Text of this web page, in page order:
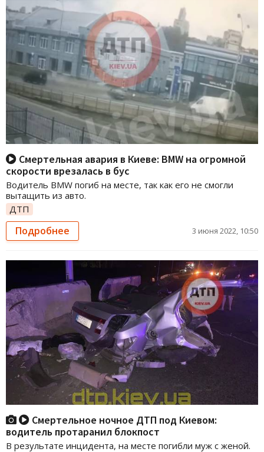
Смертельная авария в Киеве: BMW на огромной
скорости врезалась в бус
Водитель BMW погиб на месте, так как его не смогли
вытащить из авто.
ДТП
Подробнее 3 июня 2022, 10:50
Смертельное ночное ДТП под Киевом:
водитель протаранил блокпост
В результате инцидента, на месте погибли муж с женой.